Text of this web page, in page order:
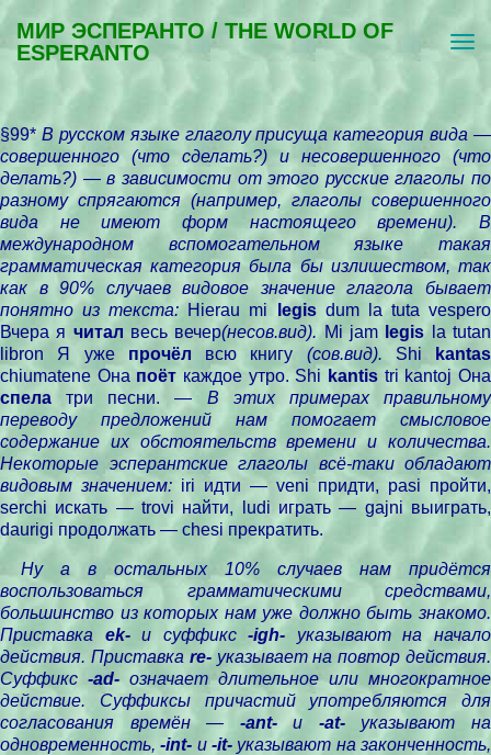
МИР ЭСПЕРАНТО / THE WORLD OF
ESPERANTO
§99* В русском языке глаголу присуща категория вида —
совершенного (что сделать?) и несовершенного (что
делать?) — в зависимости от этого русские глаголы по
разному спрягаются (например, глаголы совершенного
вида не имеют форм настоящего времени). В
международном вспомогательном языке такая
грамматическая категория была бы излишеством, так
как в 90% случаев видовое значение глагола бывает
понятно из текста:Hierau mi legisdum la tuta vespero
Вчера я читал весь вечер(несов.вид). Mi jam legisla tutan
libron Я уже прочёл всю книгу (сов.вид). Shi
kantas
chiumatene Она поёт каждое утро. Shi kantis tri kantoj Она
спела три песни. — В этих примерах правильному
переводу предложений нам помогает смысловое
содержание их обстоятельств времени и количества.
Некоторые эсперантские глаголы всё-таки обладают
видовым значением: iri идти — veni придти, pasi пройти,
serchi искать — trovi найти, ludi играть — gajni выиграть,
daurigi продолжать — chesi прекратить.
Ну а в остальных 10% случаев нам придётся
воспользоваться грамматическими средствами,
большинство из которых нам уже должно быть знакомо.
Приставка ek-и суффикс-igh- указывают на начало
действия. Приставка re-указывает на повтор действия.
Суффикс -ad- означает длительное или многократное
действие. Суффиксы причастий употребляются для
согласования времён — -ant-и -at-указывают на
одновременность,-int- и-it- указывают на законченность,